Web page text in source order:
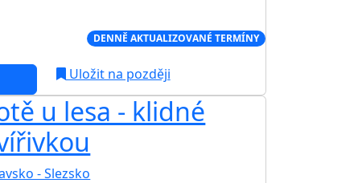
DENNĚ AKTUALIZOVANÉ TERMÍNY
Uložit na později
u lesa - klidné
- Slezsko